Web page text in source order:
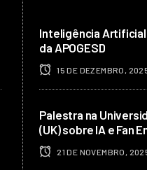
Inteligência
da APOGESD
15 DE DEZEMBRO,
Palestra na
(UK) sobre IA e Fan
21 DE NOVEMBRO,